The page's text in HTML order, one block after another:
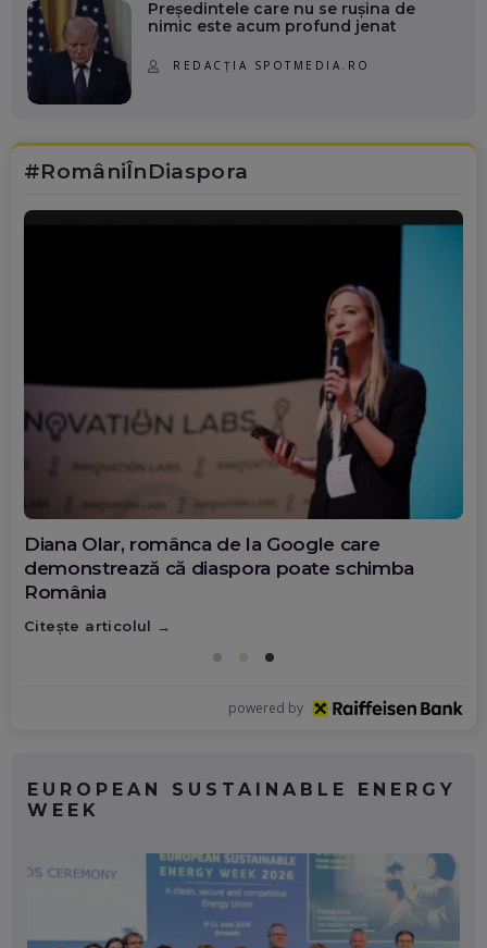
Președintele care nu se rușina de
nimic este acum profund jenat
REDACȚIA SPOTMEDIA.RO
#RomâniÎnDiaspora
Diana Olar, românca de la Google care
demonstrează că diaspora poate schimba
România
Citește articolul
powered by
EUROPEAN SUSTAINABLE ENERGY
WEEK